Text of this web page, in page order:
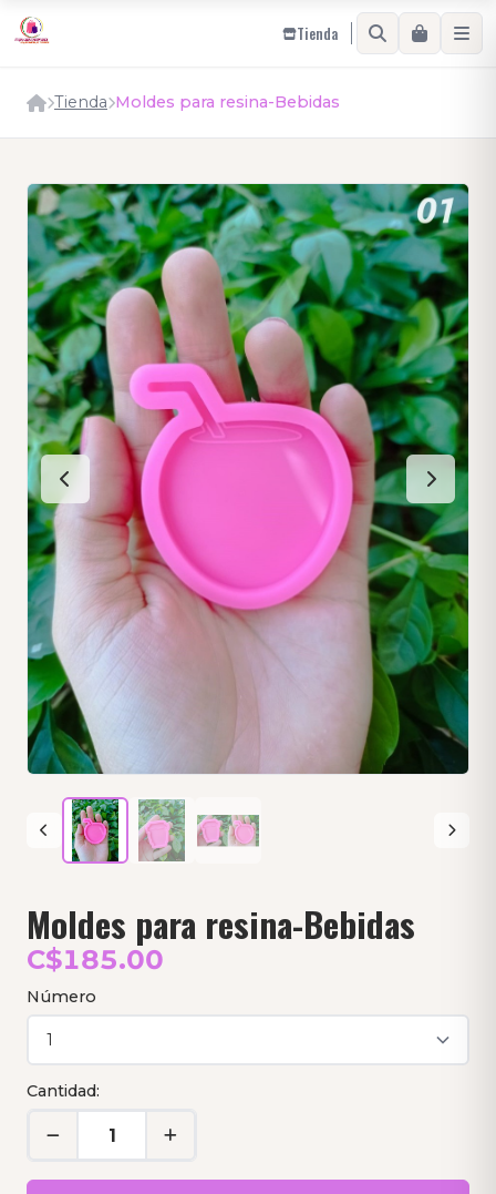
Tienda
Tienda Moldes para resina-Bebidas
Moldes para resina-Bebidas
C$185.00
Número
Cantidad: